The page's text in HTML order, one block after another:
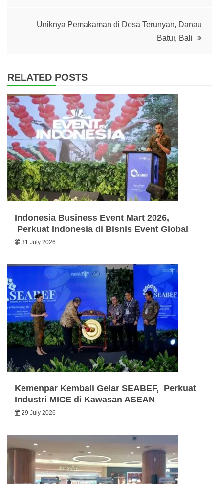
Uniknya Pemakaman di Desa Terunyan, Danau
Batur, Bali
RELATED POSTS
Indonesia Business Event Mart 2026,
Perkuat Indonesia di Bisnis Event Global
31 July 2026
Kemenpar Kembali Gelar SEABEF, Perkuat
Industri MICE di Kawasan ASEAN
29 July 2026